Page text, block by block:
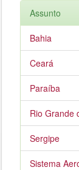
Assunto
Bahia
Ceará
Paraíba
Rio Grande
Sergipe
Sistema